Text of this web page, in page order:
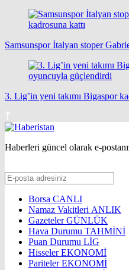
Samsunspor İtalyan stoper
3. Lig’in yeni takımı Bigaspor
Haberleri güncel olarak e-
Borsa CANLI
Namaz Vakitleri ANLIK
GazetelerGÜNLÜK
Hava Durumu TAHMİNİ
Puan Durumu LİG
HisselerEKONOMİ
ParitelerEKONOMİ